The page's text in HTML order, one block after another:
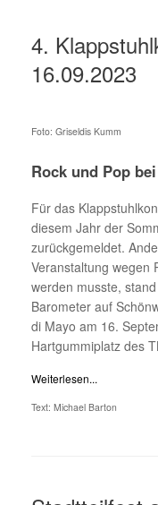
4.
16.09.2023
Foto: Griseldis Kumm
Rock und Pop
Für das
diesem Jahr der
zurückgemeldet.
Veranstaltung wegen
werden musste,
Barometer auf
di Mayo am 16.
Hartgummiplatz des
Weiterlesen...
Text: Michael Barton